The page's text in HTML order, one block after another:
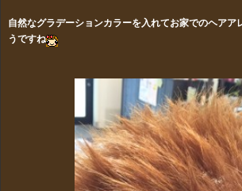
自然なグラデーションカラーを入れてお家でのヘアア
うですね